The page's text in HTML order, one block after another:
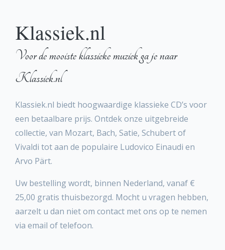
Klassiek.nl
Voor de mooiste klassieke muziek ga je naar
Klassiek.nl
Klassiek.nl biedt hoogwaardige klassieke CD’s voor
een betaalbare prijs. Ontdek onze uitgebreide
collectie, van Mozart, Bach, Satie, Schubert of
Vivaldi tot aan de populaire Ludovico Einaudi en
Arvo Pärt.
Uw bestelling wordt, binnen Nederland, vanaf €
25,00 gratis thuisbezorgd. Mocht u vragen hebben,
aarzelt u dan niet om contact met ons op te nemen
via email of telefoon.